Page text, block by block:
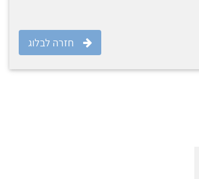
חזרה לבלוג